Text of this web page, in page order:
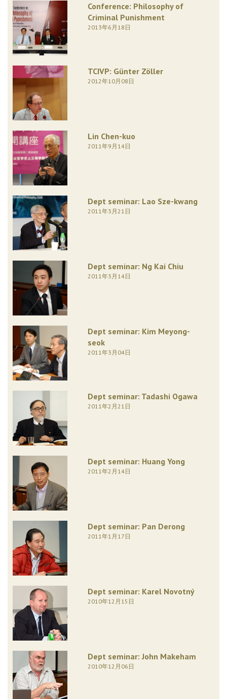
Conference: Philosophy of
Criminal Punishment
2013年6月18日
TCIVP: Günter Zöller
2012年10月08日
Lin Chen-kuo
2011年9月14日
Dept seminar: Lao Sze-kwang
2011年3月21日
Dept seminar: Ng Kai Chiu
2011年3月14日
Dept seminar: Kim Meyong-
seok
2011年3月04日
Dept seminar: Tadashi Ogawa
2011年2月21日
Dept seminar: Huang Yong
2011年2月14日
Dept seminar: Pan Derong
2011年1月17日
Dept seminar: Karel Novotný
2010年12月15日
Dept seminar: John Makeham
2010年12月06日